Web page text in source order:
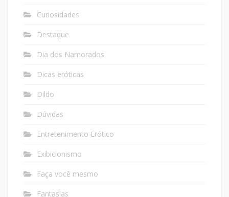
Curiosidades
Destaque
Dia dos Namorados
Dicas eróticas
Dildo
Dúvidas
Entretenimento Erótico
Exibicionismo
Faça você mesmo
Fantasias